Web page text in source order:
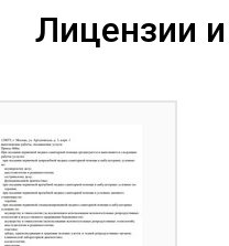
Лицензии